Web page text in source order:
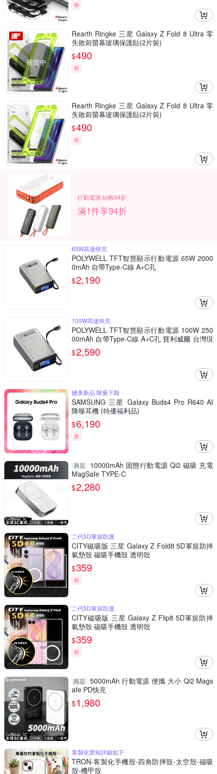
券
補貨中
Rearth Ringke 三星 Galaxy Z Fold 8 Ultra 零
失敗前螢幕玻璃保護貼(2片裝)
$490
券
Rearth Ringke 三星 Galaxy Z Fold 8 Ultra 零
失敗前螢幕玻璃保護貼(2片裝)
$490
券
行動電源 結帳94折
滿1件享94折
65W高速快充
POLYWELL TFT智慧顯示行動電源 65W 2000
0mAh 自帶Type-C線 A+C孔
$2,190
100W高速快充
POLYWELL TFT智慧顯示行動電源 100W 250
00mAh 自帶Type-C線 A+C孔 寶利威爾 台灣現
貨
$2,590
媲美新品 限量下殺
SAMSUNG 三星 Galaxy Buds4 Pro R640 AI
降噪耳機 (特優福利品)
$6,190
券
商店
10000mAh 固態行動電源 Qi2 磁吸 充電
MagSafe TYPE-C
$2,280
二代5D軍規防護
CITY磁吸版 三星 Galaxy Z Fold8 5D軍規防摔
氣墊殼 磁吸手機殼 透明殼
$359
券
二代5D軍規防護
CITY磁吸版 三星 Galaxy Z Flip8 5D軍規防摔
氣墊殼 磁吸手機殼 透明殼
$359
券
商店 5000mAh 行動電源 便攜 大小 Qi2 Mags
afe PD快充
$1,980
客製化需知詳細如下
TRON-客製化手機殼-四角防摔殼-太空殼-磁吸
殼-機甲殼